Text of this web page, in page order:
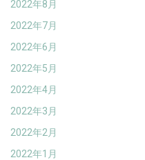
2022年8月
2022年7月
2022年6月
2022年5月
2022年4月
2022年3月
2022年2月
2022年1月